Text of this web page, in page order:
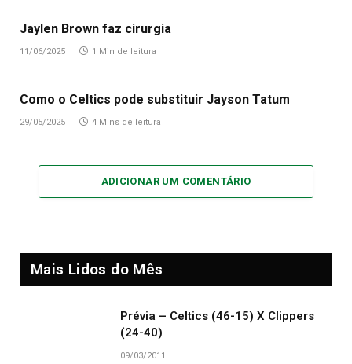
Jaylen Brown faz cirurgia
11/06/2025 1 Min de leitura
Como o Celtics pode substituir Jayson Tatum
29/05/2025 4 Mins de leitura
ADICIONAR UM COMENTÁRIO
Mais Lidos do Mês
Prévia – Celtics (46-15) X Clippers
(24-40)
09/03/2011